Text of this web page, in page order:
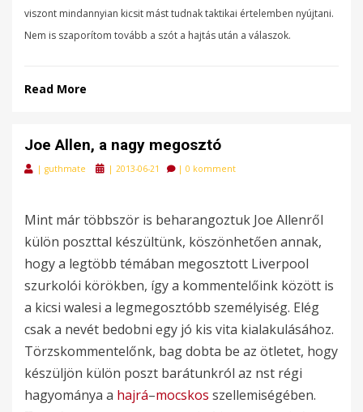
viszont mindannyian kicsit mást tudnak taktikai értelemben nyújtani.
Nem is szaporítom tovább a szót a hajtás után a válaszok.
Read More
Joe Allen, a nagy megosztó
| guthmate
Posted
| 2013-06-21 | 0 komment
Mint már többször is beharangoztuk Joe Allenről
külön poszttal készültünk, köszönhetően annak,
hogy a legtöbb témában megosztott Liverpool
szurkolói körökben, így a kommentelőink között is
a kicsi walesi a legmegosztóbb személyiség. Elég
csak a nevét bedobni egy jó kis vita kialakulásához.
Törzskommentelőnk, bag dobta be az ötletet, hogy
készüljön külön poszt barátunkról az nst régi
hagyománya a hajrá–mocskos szellemiségében.